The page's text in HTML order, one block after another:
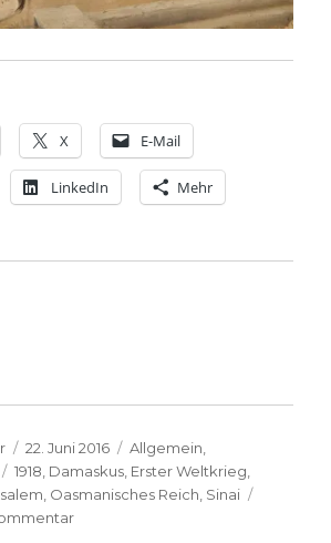
X E-Mail
LinkedIn Mehr
Veröffentlicht
am
22. Juni 2016 Kategorien
Allgemein
Schlagwörter
1918 Damaskus Erster Weltkrieg
Oasmanisches Reich Sinai
zu